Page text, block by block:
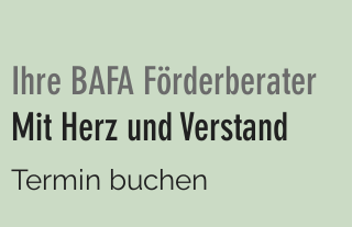
Ihre BAFA Förderberater
Mit Herz und Verstand
Termin buchen